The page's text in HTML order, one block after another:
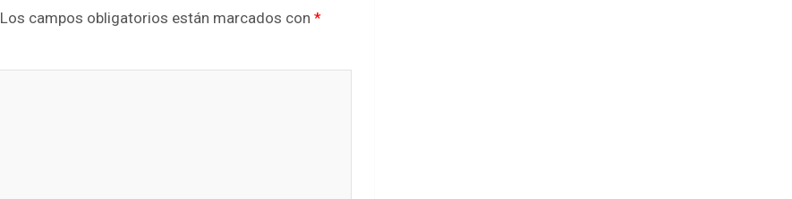
Los campos obligatorios están marcados con *